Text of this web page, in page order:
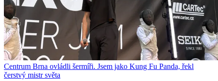
Centrum Brna ovládli šermíři. Jsem jako Kung Fu Panda, řekl
čerstvý mistr světa